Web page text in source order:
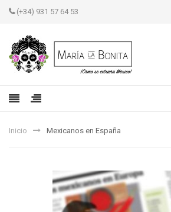
(+34) 931 57 64 53
Inicio Mexicanos en España